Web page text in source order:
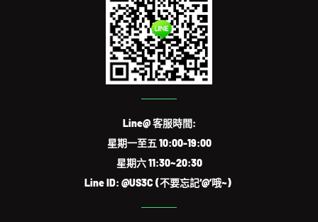
Line@ 客服時間:
星期一至五 10:00-19:00
星期六 11:30~20:30
Line ID: @US3C (不要忘記‘@’哦~)